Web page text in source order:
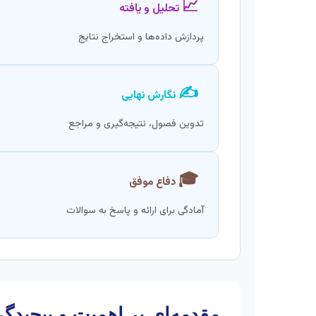
📈 تحلیل و یافته
پردازش داده‌ها و استخراج نتایج
✍️ نگارش نهایی
تدوین فصول، نتیجه‌گیری و مراجع
🎓 دفاع موفق
آمادگی برای ارائه و پاسخ به سوالات